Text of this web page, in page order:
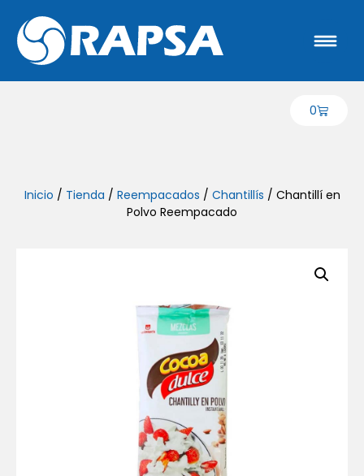
0
Inicio / Tienda / Reempacados / Chantillís / Chantillí en
Polvo Reempacado